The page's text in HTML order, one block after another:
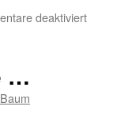
deaktiviert
…